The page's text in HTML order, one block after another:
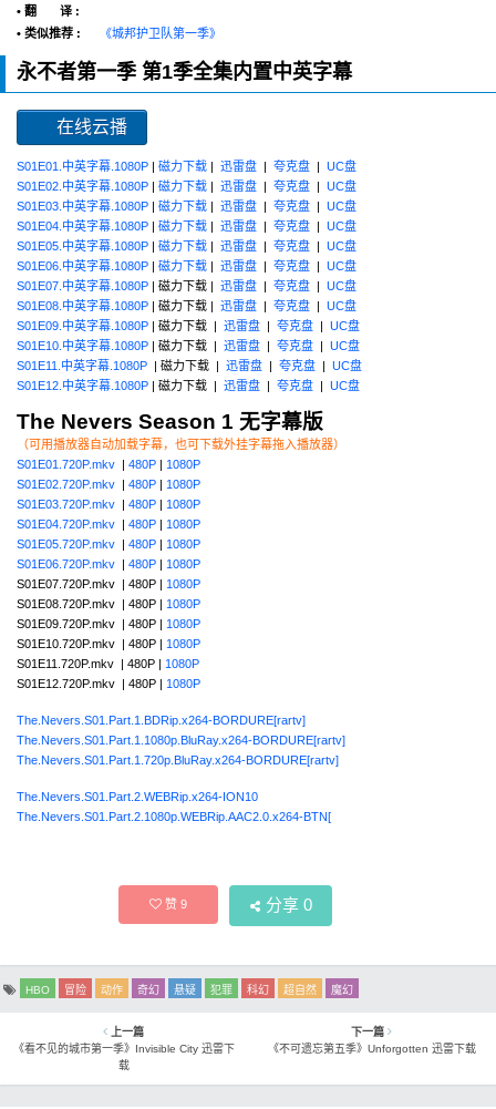
• 翻 译 :
• 类似推荐 :
《城邦护卫队第一季》
永不者第一季 第1季全集内置中英字幕
在线云播
S01E01.中英字幕.1080P | 磁力下载 | 迅雷盘 | 夸克盘 | UC盘
S01E02.中英字幕.1080P | 磁力下载 | 迅雷盘 | 夸克盘 | UC盘
S01E03.中英字幕.1080P | 磁力下载 | 迅雷盘 | 夸克盘 | UC盘
S01E04.中英字幕.1080P | 磁力下载 | 迅雷盘 | 夸克盘 | UC盘
S01E05.中英字幕.1080P | 磁力下载 | 迅雷盘 | 夸克盘 | UC盘
S01E06.中英字幕.1080P | 磁力下载 | 迅雷盘 | 夸克盘 | UC盘
S01E07.中英字幕.1080P | 磁力下载 | 迅雷盘 | 夸克盘 | UC盘
S01E08.中英字幕.1080P | 磁力下载 | 迅雷盘 | 夸克盘 | UC盘
S01E09.中英字幕.1080P | 磁力下载 | 迅雷盘 | 夸克盘 | UC盘
S01E10.中英字幕.1080P | 磁力下载 | 迅雷盘 | 夸克盘 | UC盘
S01E11.中英字幕.1080P | 磁力下载 | 迅雷盘 | 夸克盘 | UC盘
S01E12.中英字幕.1080P | 磁力下载 | 迅雷盘 | 夸克盘 | UC盘
The Nevers Season 1 无字幕版
（可用播放器自动加载字幕，也可下载外挂字幕拖入播放器）
S01E01.720P.mkv | 480P | 1080P
S01E02.720P.mkv | 480P | 1080P
S01E03.720P.mkv | 480P | 1080P
S01E04.720P.mkv | 480P | 1080P
S01E05.720P.mkv | 480P | 1080P
S01E06.720P.mkv | 480P | 1080P
S01E07.720P.mkv | 480P | 1080P
S01E08.720P.mkv | 480P | 1080P
S01E09.720P.mkv | 480P | 1080P
S01E10.720P.mkv | 480P | 1080P
S01E11.720P.mkv | 480P | 1080P
S01E12.720P.mkv | 480P | 1080P
The.Nevers.S01.Part.1.BDRip.x264-BORDURE[rartv]
The.Nevers.S01.Part.1.1080p.BluRay.x264-BORDURE[rartv]
The.Nevers.S01.Part.1.720p.BluRay.x264-BORDURE[rartv]
The.Nevers.S01.Part.2.WEBRip.x264-ION10
The.Nevers.S01.Part.2.1080p.WEBRip.AAC2.0.x264-BTN[
赞9 分享 0
HBO 冒险 动作 奇幻 悬疑 犯罪 科幻 超自然 魔幻
上一篇
《看不见的城市第一季》Invisible City 迅雷下
载
下一篇
《不可遗忘第五季》Unforgotten 迅雷下载